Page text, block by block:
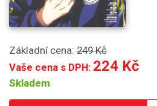
Základní cena: 249 Kč
Vaše cena s DPH: 224 Kč
Skladem